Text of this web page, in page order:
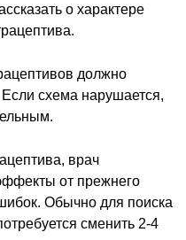
о характере
должно
Если схема нарушается,
врач
от прежнего
Обычно для поиска
сменить 2-4